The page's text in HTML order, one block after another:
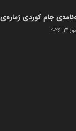
جام کوردی ژمارەی 431
2026